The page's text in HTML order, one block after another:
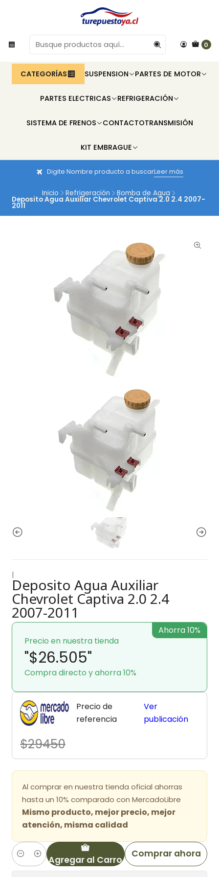
0
CATEGORÍAS SUSPENSION PARTES DE MOTOR
PARTES ELECTRICAS REFRIGERACIÓN
SISTEMA DE FRENOS CONTACTOTRANSMISIÓN
KIT EMBRAGUE
Digite Nombre producto a buscarLeer más
Inicio Refrigeración Bomba de Agua
Deposito Agua Auxiliar Chevrolet Captiva 2.0 2.4 2007-
2011
|
Deposito Agua Auxiliar
Chevrolet Captiva 2.0 2.4
2007-2011
Precio en nuestra tienda
"$26.505"
Compra directo y ahorra 10%
Ahorra 10%
Precio de
referencia
$29450
Ver
publicación
Al comprar en nuestra tienda oficial ahorras
hasta un 10% comparado con MercadoLibre
Mismo producto, mejor precio, mejor
atención, misma calidad
Cantidad Agregar al Carro
Comprar ahora